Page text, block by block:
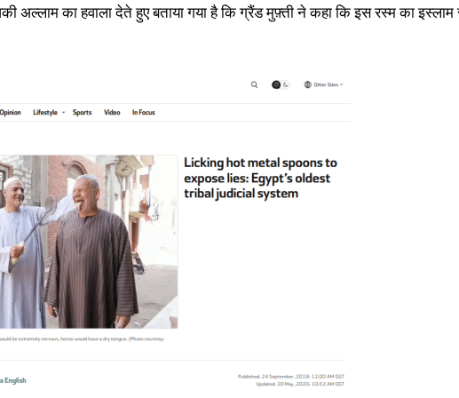
अल्लाम का हवाला देते हुए बताया गया है कि ग्रैंड मुफ़्ती ने कहा कि इस रस्म का